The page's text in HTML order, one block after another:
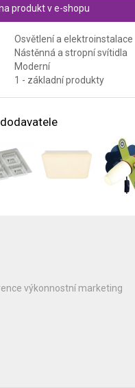
produkt v e-shopu
Osvětlení a elektroinstalace
Nástěnná a stropní svítidla
Moderní
1 - základní produkty
výkonnostní marketing